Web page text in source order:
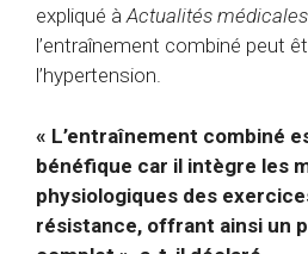
expliqué àActualités
l’entraînement combiné peut
l’hypertension.
« L’entraînement combiné
bénéfique car il intègre les
physiologiques des
résistance, offrant ainsi un